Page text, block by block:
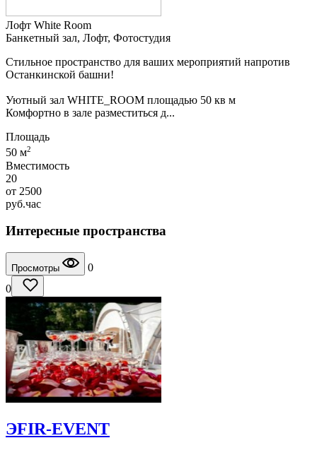
Лофт White Room
Банкетный зал, Лофт, Фотостудия
Стильное пространство для ваших мероприятий напротив
Останкинской башни!
Уютный зал WHITE_ROOM площадью 50 кв м
Комфортно в зале разместиться д...
Площадь
50 м2
Вместимость
20
от 2500
руб.час
Интересные пространства
Просмотры
0
0
ЭFIR-EVENT